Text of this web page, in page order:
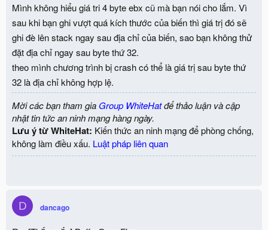
Mình không hiểu giá tri 4 byte ebx cũ mà bạn nói cho lắm. Vì
sau khi bạn ghi vượt quá kích thước của biến thì giá trị đó sẽ
ghi đè lên stack ngay sau địa chỉ của biến, sao bạn không thử
đặt địa chỉ ngay sau byte thứ 32.
theo mình chương trình bị crash có thể là giá trị sau byte thứ
32 là địa chỉ không hợp lệ.
Mời các bạn tham gia Group WhiteHatđể thảo luận và cập
nhật tin tức an ninh mạng hàng ngày.
Lưu ý từ WhiteHat: Kiến thức an ninh mạng để phòng chống,
không làm điều xấu. Luật pháp liên quan
D dancago